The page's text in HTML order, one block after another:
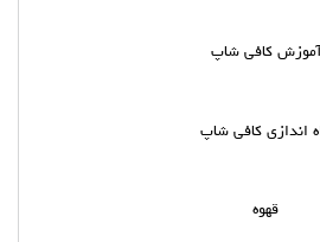
آموزش کافی شاپ
اندازی کافی شاپ
قهوه